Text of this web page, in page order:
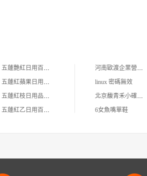
五蓮艷紅日用百貨店
五蓮紅蘋果日用品商店
五蓮紅枝日用品百貨店
五蓮紅乙日用百貨店
河南歐渡企業營銷策划有限公司
linux 密碼無效
北京馥青禾小確茶餐飲管理有限公司
6女魚嘴單鞋